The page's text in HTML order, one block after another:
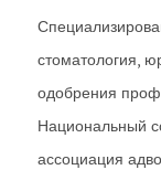
стоматология,
одобрения
Национальный
ассоциация